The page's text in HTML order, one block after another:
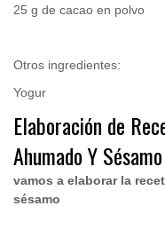
25 g de cacao en polvo
Otros ingredientes:
Yogur
Elaboración de
Ahumado Y Sésamo
vamos a elaborar la
sésamo